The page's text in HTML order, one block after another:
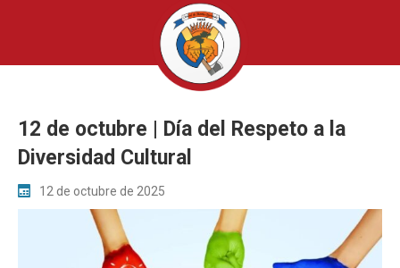
12 de octubre | Día del Respeto a la
Diversidad Cultural
12 de octubre de 2025